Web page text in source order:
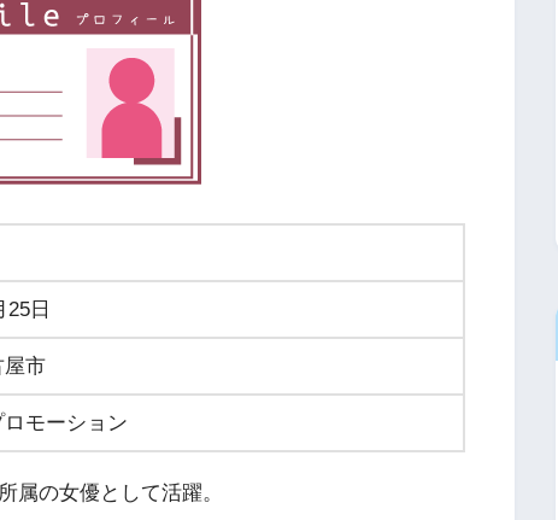
25日
屋市
モーション
属の女優として活躍。